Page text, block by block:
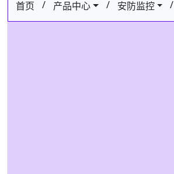
首页 / 产品中心 / 安防监控 /